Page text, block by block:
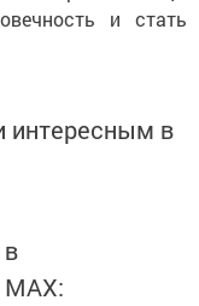
и стать
в
MАХ: